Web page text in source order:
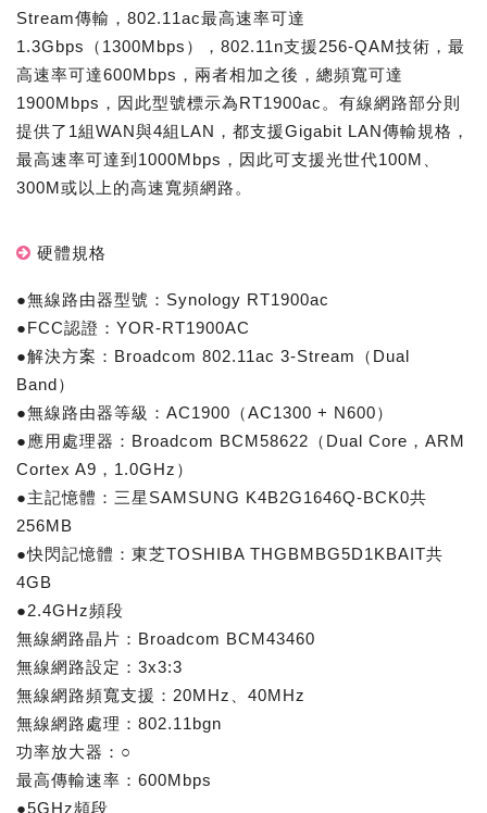
Stream傳輸，802.11ac最高速率可達
1.3Gbps（1300Mbps），802.11n支援256-QAM技術，最
高速率可達600Mbps，兩者相加之後，總頻寬可達
1900Mbps，因此型號標示為RT1900ac。有線網路部分則
提供了1組WAN與4組LAN，都支援Gigabit LAN傳輸規格，
最高速率可達到1000Mbps，因此可支援光世代100M、
300M或以上的高速寬頻網路。
硬體規格
●無線路由器型號：Synology RT1900ac
●FCC認證：YOR-RT1900AC
●解決方案：Broadcom 802.11ac 3-Stream（Dual
Band）
●無線路由器等級：AC1900（AC1300 + N600）
●應用處理器：Broadcom BCM58622（Dual Core，ARM
Cortex A9，1.0GHz）
●主記憶體：三星SAMSUNG K4B2G1646Q-BCK0共
256MB
●快閃記憶體：東芝TOSHIBA THGBMBG5D1KBAIT共
4GB
●2.4GHz頻段
無線網路晶片：Broadcom BCM43460
無線網路設定：3x3:3
無線網路頻寬支援：20MHz、40MHz
無線網路處理：802.11bgn
功率放大器：○
最高傳輸速率：600Mbps
●5GHz頻段